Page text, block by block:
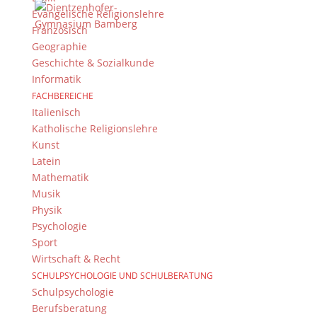
Evangelische Religionslehre
Französisch
Geographie
Geschichte & Sozialkunde
Informatik
FACHBEREICHE
Italienisch
Katholische Religionslehre
Kunst
Latein
Mathematik
Musik
Physik
Psychologie
Sport
Wirtschaft & Recht
SCHULPSYCHOLOGIE UND SCHULBERATUNG
Schulpsychologie
Berufsberatung